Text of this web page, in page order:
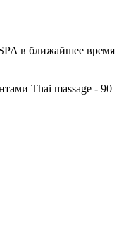
в ближайшее время
Thai massage - 90